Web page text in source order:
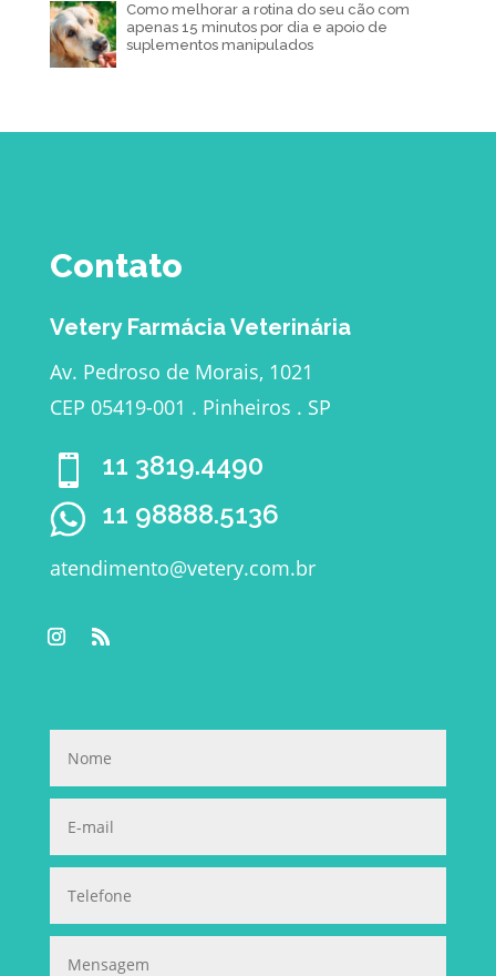
Como melhorar a rotina do seu cão com
apenas 15 minutos por dia e apoio de
suplementos manipulados
Contato
Vetery Farmácia Veterinária
Av. Pedroso de Morais, 1021
CEP 05419-001 . Pinheiros . SP

11 3819.4490
11 98888.5136
atendimento@vetery.com.br